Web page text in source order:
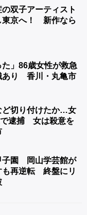
双子アーティスト
東京へ！ 新作なら
た」86歳女性が救急
り 香川・丸亀市
ど切り付けたか…女
で逮捕 女は殺意を
子園 岡山学芸館が
も再逆転 終盤にリ